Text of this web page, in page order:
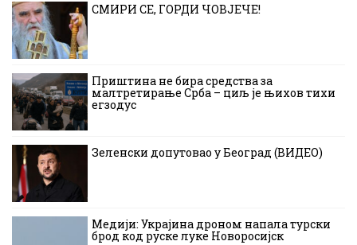
СМИРИ СЕ, ГОРДИ ЧОВЈЕЧЕ!
Приштина не бира средства за
малтретирање Срба – циљ је њихов тихи
егзодус
Зеленски допутовао у Београд (ВИДЕО)
Медији: Украјина дроном напала турски
брод код руске луке Новоросијск